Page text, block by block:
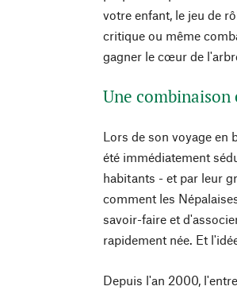
votre enfant, le jeu de
critique ou même
gagner le cœur de
Une
Lors de son voyage en
été immédiatement
habitants - et par leur
comment les
savoir-faire et
rapidement née. Et
Depuis l'an 2000,